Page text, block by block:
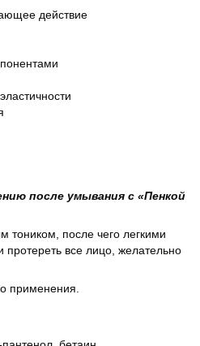
действие
после умывания с «Пенкой
тоником, после чего легкими
все лицо, желательно
применения.